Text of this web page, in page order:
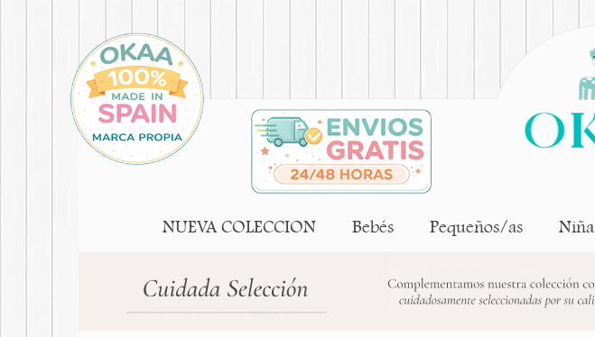
NUEVA COLECCION Bebés Pequeños/as Niña